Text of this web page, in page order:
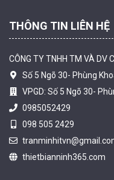
Camera tích hợp đầu
1.679.000 đ
THÔNG TIN LIÊN HỆ
CÔNG TY TNHH TM VÀ DV
Số 5 Ngõ 30- Phùng
VPGD: Số 5 Ngõ 30-
0985052429
098 505 2429
thietbianninh365.com